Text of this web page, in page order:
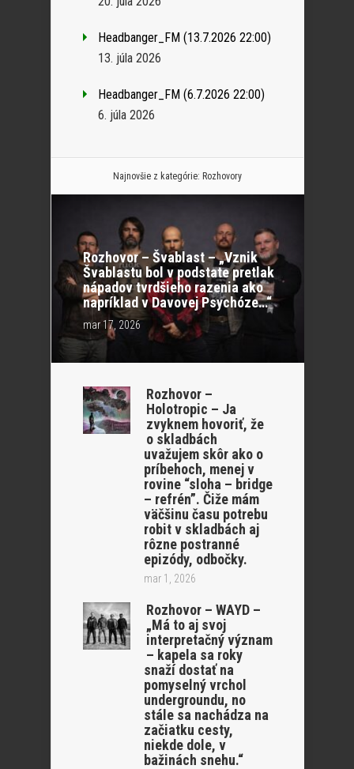
Headbanger_FM (13.7.2026 22:00)
13. júla 2026
Headbanger_FM (6.7.2026 22:00)
6. júla 2026
Najnovšie z kategórie: Rozhovory
Rozhovor – Švablast – „Vznik
Švablastu bol v podstate pretlak
nápadov tvrdšieho razenia ako
napríklad v Davovej Psychóze…“
mar 17, 2026
Rozhovor –
Holotropic – Ja
zvyknem hovoriť, že
o skladbách
uvažujem skôr ako o
príbehoch, menej v
rovine “sloha – bridge
– refrén”. Čiže mám
väčšinu času potrebu
robit v skladbách aj
rôzne postranné
epizódy, odbočky.
mar 1, 2026
Rozhovor – WAYD –
„Má to aj svoj
interpretačný význam
– kapela sa roky
snaží dostať na
pomyselný vrchol
undergroundu, no
stále sa nachádza na
začiatku cesty,
niekde dole, v
bažinách snehu.“